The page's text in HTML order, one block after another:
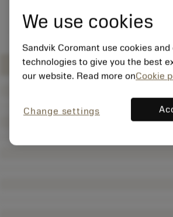
We use cookies
Sandvik Coromant use cookies
technologies to give you the best
our website. Read more onCookie
Change settings